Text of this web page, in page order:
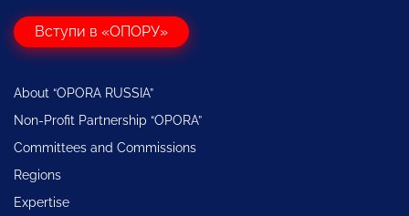
Вступи в «ОПОРУ»
About “OPORA RUSSIA”
Non-Profit Partnership “OPORA”
Committees and Commissions
Regions
Expertise